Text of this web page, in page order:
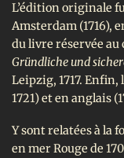
L’édition originale
Amsterdam (1716),
du livre réservée
Gründliche und
Leipzig, 1717.
1721) et en anglais
Y sont relatées à la
en mer Rouge de